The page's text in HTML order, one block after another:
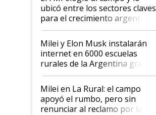
ubicó entre los sectores claves
para el crecimiento argentino
Milei y Elon Musk instalarán
internet en 6000 escuelas
rurales de la Argentina gracias
a un acuerdo con Starlink
Milei en La Rural: el campo
apoyó el rumbo, pero sin
renunciar al reclamo por las